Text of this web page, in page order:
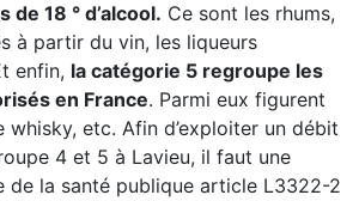
18 ° d’alcool. Ce sont les rhums,
à partir du vin, les liqueurs
enfin, la catégorie 5 regroupe les
en France. Parmi eux figurent
whisky, etc. Afin d’exploiter un débit
4 et 5 à Lavieu, il faut une
de la santé publique article L3322-2